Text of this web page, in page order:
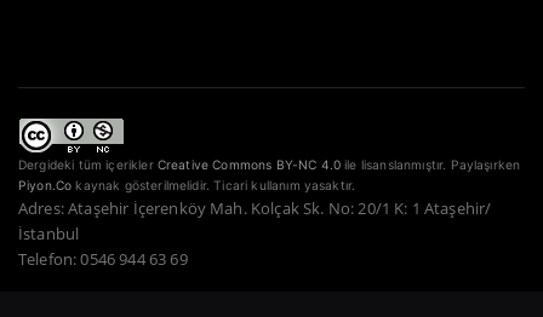
Dergideki tüm içerikler Creative Commons BY-NC 4.0 ile lisanslanmıştır. Paylaşırken
Piyon.Co kaynak gösterilmelidir. Ticari kullanım yasaktır.
Adres: Ataşehir İçerenköy Mah. Kolçak Sk. No: 20/1 K: 1 Ataşehir/
İstanbul
Telefon: 0546 944 63 69